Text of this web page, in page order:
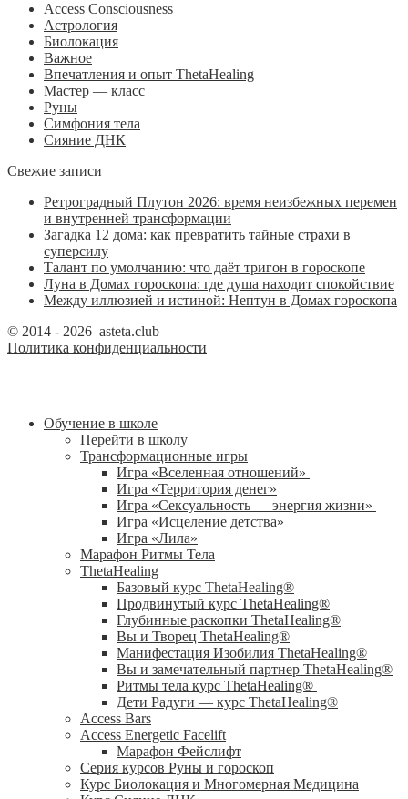
Access Consciousness
Астрология
Биолокация
Важное
Впечатления и опыт ThetaHealing
Мастер — класс
Руны
Симфония тела
Сияние ДНК
Свежие записи
Ретроградный Плутон 2026: время неизбежных перемен
и внутренней трансформации
Загадка 12 дома: как превратить тайные страхи в
суперсилу
Талант по умолчанию: что даёт тригон в гороскопе
Луна в Домах гороскопа: где душа находит спокойствие
Между иллюзией и истиной: Нептун в Домах гороскопа
© 2014 - 2026 asteta.club
Политика конфиденциальности
Обучение в школе
Перейти в школу
Трансформационные игры
Игра «Вселенная отношений»
Игра «Территория денег»
Игра «Сексуальность — энергия жизни»
Игра «Исцеление детства»
Игра «Лила»
Марафон Ритмы Тела
ThetaHealing
Базовый курс ThetaHealing®
Продвинутый курс ThetaHealing®
Глубинные раскопки ThetaHealing®
Вы и Творец ThetaHealing®
Манифестация Изобилия ThetaHealing®
Вы и замечательный партнер ThetaHealing®
Ритмы тела курс ThetaHealing®
Дети Радуги — курс ThetaHealing®
Access Bars
Access Energetic Facelift
Марафон Фейслифт
Серия курсов Руны и гороскоп
Курс Биолокация и Многомерная Медицина